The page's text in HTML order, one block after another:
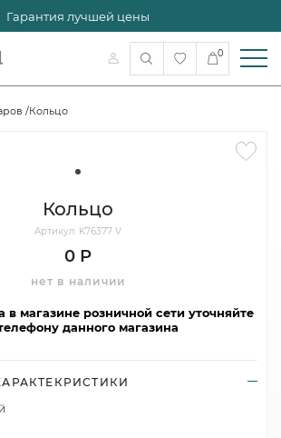
Гарантия лучшей цены
0
/Кольцо
Кольцо
Артикул: K76377 V
0 Р
нет в наличии
в магазине розничной сети уточняйте
данного магазина